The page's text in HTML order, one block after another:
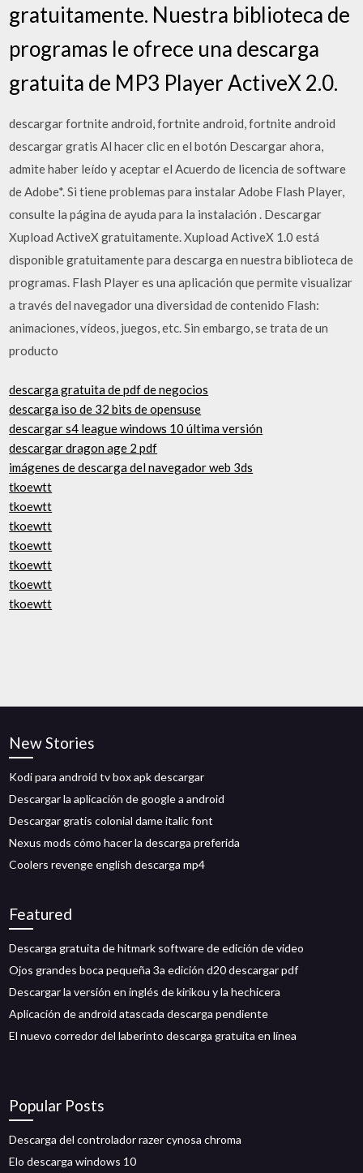
gratuitamente. Nuestra biblioteca de
programas le ofrece una descarga
gratuita de MP3 Player ActiveX 2.0.
descargar fortnite android, fortnite android, fortnite android
descargar gratis Al hacer clic en el botón Descargar ahora,
admite haber leído y aceptar el Acuerdo de licencia de software
de Adobe*. Si tiene problemas para instalar Adobe Flash Player,
consulte la página de ayuda para la instalación . Descargar
Xupload ActiveX gratuitamente. Xupload ActiveX 1.0 está
disponible gratuitamente para descarga en nuestra biblioteca de
programas. Flash Player es una aplicación que permite visualizar
a través del navegador una diversidad de contenido Flash:
animaciones, vídeos, juegos, etc. Sin embargo, se trata de un
producto
descarga gratuita de pdf de negocios
descarga iso de 32 bits de opensuse
descargar s4 league windows 10 última versión
descargar dragon age 2 pdf
imágenes de descarga del navegador web 3ds
tkoewtt
tkoewtt
tkoewtt
tkoewtt
tkoewtt
tkoewtt
tkoewtt
New Stories
Kodi para android tv box apk descargar
Descargar la aplicación de google a android
Descargar gratis colonial dame italic font
Nexus mods cómo hacer la descarga preferida
Coolers revenge english descarga mp4
Featured
Descarga gratuita de hitmark software de edición de video
Ojos grandes boca pequeña 3a edición d20 descargar pdf
Descargar la versión en inglés de kirikou y la hechicera
Aplicación de android atascada descarga pendiente
El nuevo corredor del laberinto descarga gratuita en línea
Popular Posts
Descarga del controlador razer cynosa chroma
Elo descarga windows 10